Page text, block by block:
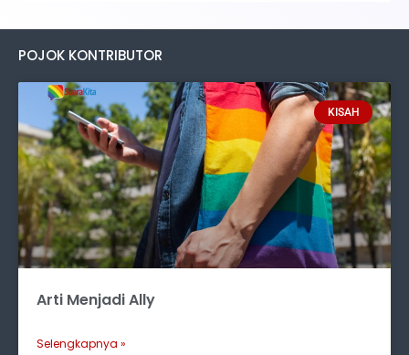
POJOK KONTRIBUTOR
KISAH
Arti Menjadi Ally
Selengkapnya »